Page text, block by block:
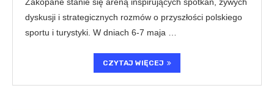
dyskusji i strategicznych rozmów o przyszłości polskiego
sportu i turystyki. W dniach 6-7 maja …
CZYTAJ WIĘCEJ